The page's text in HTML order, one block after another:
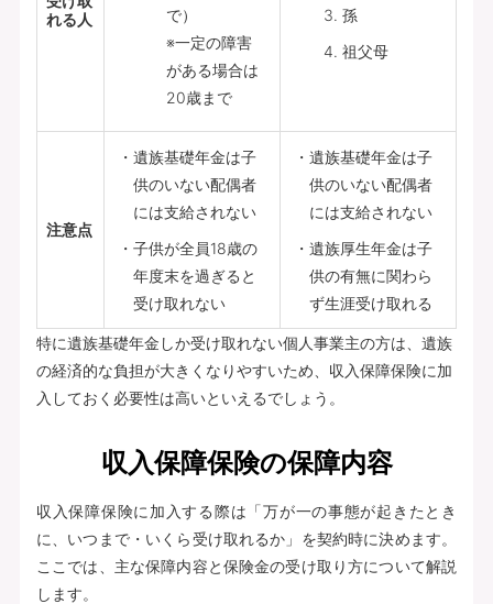
れる人
で）
※一定の障害
がある場合は
20歳まで
孫
祖父母
注意点
遺族基礎年金は子
供のいない配偶者
には支給されない
子供が全員18歳の
年度末を過ぎると
受け取れない
遺族基礎年金は子
供のいない配偶者
には支給されない
遺族厚生年金は子
供の有無に関わら
ず生涯受け取れる
特に遺族基礎年金しか受け取れない個人事業主の方は、遺族
の経済的な負担が大きくなりやすいため、収入保障保険に加
入しておく必要性は高いといえるでしょう。
収入保障保険の保障内容
収入保障保険に加入する際は「万が一の事態が起きたとき
に、いつまで・いくら受け取れるか」を契約時に決めます。
ここでは、主な保障内容と保険金の受け取り方について解説
します。